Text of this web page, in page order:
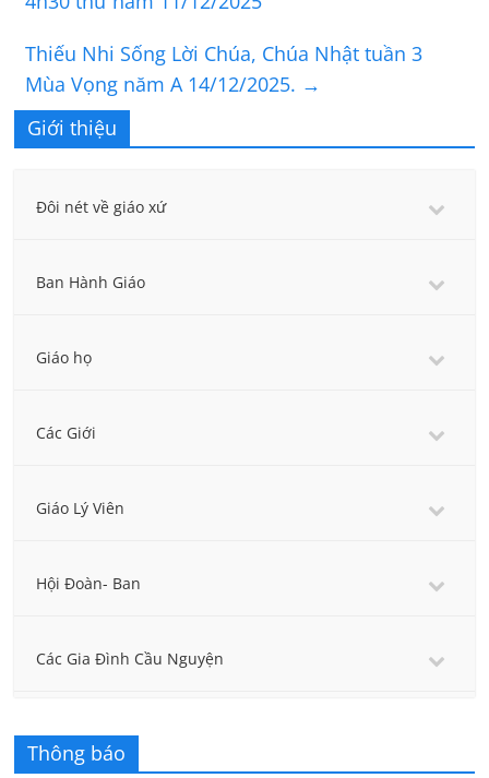
Thiếu Nhi Sống Lời Chúa, Chúa Nhật tuần 3
Mùa Vọng năm A 14/12/2025. →
Giới thiệu
Đôi nét về giáo xứ
Ban Hành Giáo
Giáo họ
Các Giới
Giáo Lý Viên
Hội Đoàn- Ban
Các Gia Đình Cầu Nguyện
Thông báo